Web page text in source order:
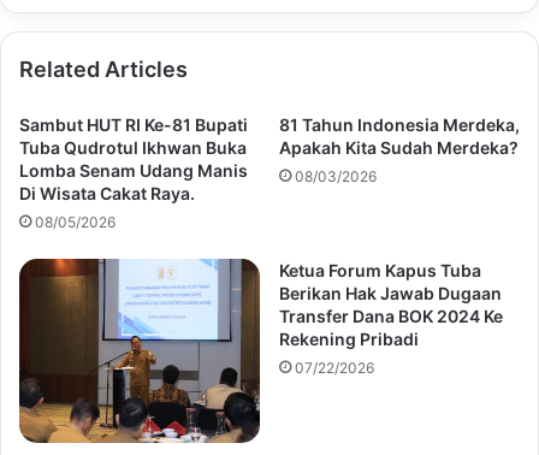
Related Articles
Sambut HUT RI Ke-81 Bupati
Tuba Qudrotul Ikhwan Buka
Lomba Senam Udang Manis
Di Wisata Cakat Raya.
08/05/2026
81 Tahun Indonesia Merdeka,
Apakah Kita Sudah Merdeka?
08/03/2026
Ketua Forum Kapus Tuba
Berikan Hak Jawab Dugaan
Transfer Dana BOK 2024 Ke
Rekening Pribadi
07/22/2026